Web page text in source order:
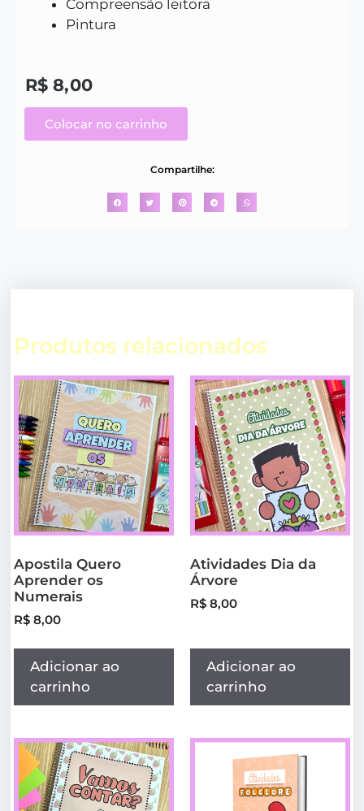
Compreensão leitora
Pintura
R$ 8,00
Colocar no carrinho
Compartilhe:
Produtos relacionados
Apostila Quero
Aprender os
Numerais
R$ 8,00
Adicionar ao
carrinho
Atividades Dia da
Árvore
R$ 8,00
Adicionar ao
carrinho